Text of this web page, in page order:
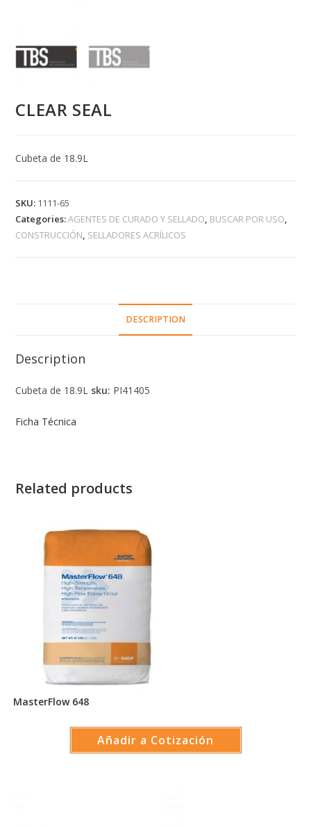
CLEAR SEAL
Cubeta de 18.9L
SKU: 1111-65
Categories:AGENTES DE CURADO Y SELLADO, BUSCAR POR USO,
CONSTRUCCIÓN, SELLADORES ACRÍLICOS
DESCRIPTION
Description
Cubeta de 18.9L sku: PI41405
Ficha Técnica
Related products
MasterFlow 648
Añadir a Cotización